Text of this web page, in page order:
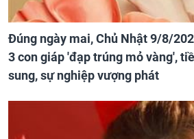
Đúng ngày mai, Chủ Nhật 9/8/
3 con giáp 'đạp trúng mỏ vàng',
sung, sự nghiệp vượng phát